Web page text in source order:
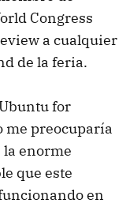
Congress
a cualquier
de la feria.
for
me preocuparía
enorme
que este
en